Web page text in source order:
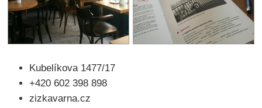
Kubelíkova 1477/17
+420 602 398 898
zizkavarna.cz